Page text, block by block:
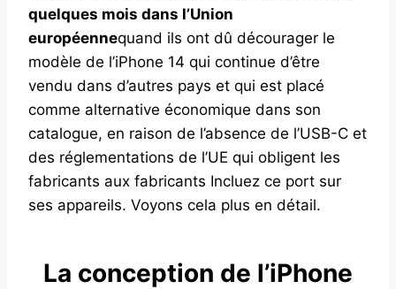
quelques mois dans l’Union
européennequand ils ont dû décourager le
modèle de l’iPhone 14 qui continue d’être
vendu dans d’autres pays et qui est placé
comme alternative économique dans son
catalogue, en raison de l’absence de l’USB-C et
des réglementations de l’UE qui obligent les
fabricants aux fabricants Incluez ce port sur
ses appareils. Voyons cela plus en détail.
La conception de l’iPhone